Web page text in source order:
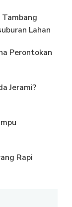
Lahan
Perontokan
Jerami?
Rapi